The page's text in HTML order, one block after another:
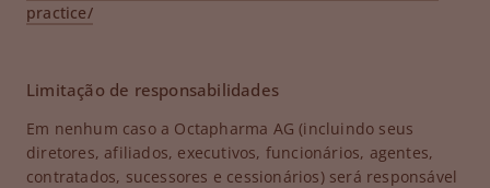
practice/
Limitação de responsabilidades
Em nenhum caso a Octapharma AG (incluindo seus
diretores, afiliados, executivos, funcionários, agentes,
contratados, sucessores e cessionários) será responsável